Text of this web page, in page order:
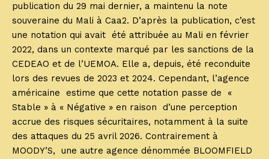
publication du 29 mai dernier, a maintenu la note
souveraine du Mali à Caa2. D’après la publication, c’est
une notation qui avait été attribuée au Mali en février
2022, dans un contexte marqué par les sanctions de la
CEDEAO et de l’UEMOA. Elle a, depuis, été reconduite
lors des revues de 2023 et 2024. Cependant, l’agence
américaine estime que cette notation passe de «
Stable » à « Négative » en raison d’une perception
accrue des risques sécuritaires, notamment à la suite
des attaques du 25 avril 2026. Contrairement à
MOODY’S, une autre agence dénommée BLOOMFIELD